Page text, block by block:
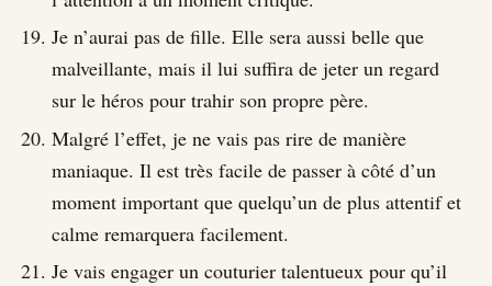
Je n’aurai pas de fille. Elle sera aussi belle que
malveillante, mais il lui suffira de jeter un regard
sur le héros pour trahir son propre père.
Malgré l’effet, je ne vais pas rire de manière
maniaque. Il est très facile de passer à côté d’un
moment important que quelqu’un de plus attentif et
calme remarquera facilement.
Je vais engager un couturier talentueux pour qu’il